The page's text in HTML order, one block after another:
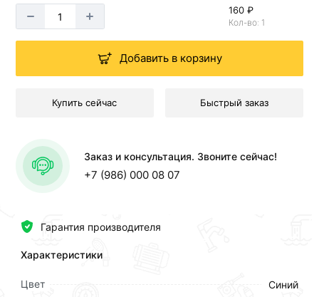
Гарантия производителя
Характеристики
Цвет
Синий
160 ₽
Кол-во: 1
Добавить в корзину
Купить сейчас Быстрый заказ
Заказ и консультация. Звоните сейчас!
+7 (986) 000 08 07